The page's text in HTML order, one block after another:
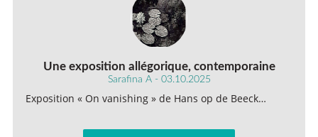
Une exposition allégorique, contemporaine
Sarafina A - 03.10.2025
Exposition « On vanishing » de Hans op de Beeck…